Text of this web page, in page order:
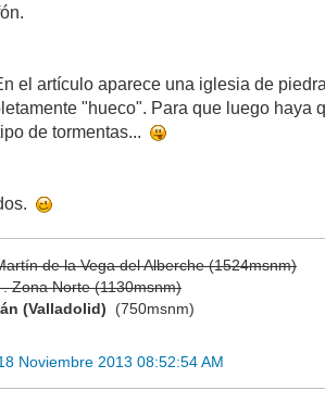
el artículo aparece una iglesia de
"hueco". Para que luego haya
de tormentas...
de la Vega del Alberche (1524msnm)
. Zona Norte (1130msnm)
(Valladolid) (750msnm)
Noviembre 2013 08:52:54 AM